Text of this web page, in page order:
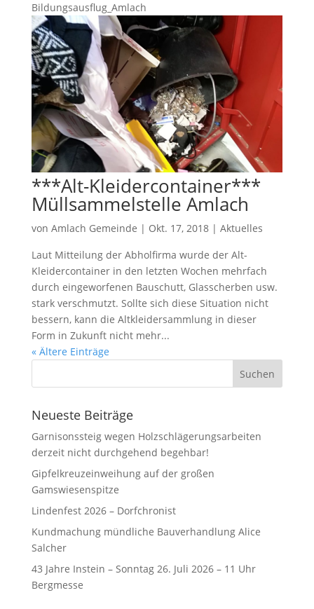
Bildungsausflug_Amlach
***Alt-Kleidercontainer***
Müllsammelstelle Amlach
von Amlach Gemeinde | Okt. 17, 2018| Aktuelles
Laut Mitteilung der Abholfirma wurde der Alt-
Kleidercontainer in den letzten Wochen mehrfach
durch eingeworfenen Bauschutt, Glasscherben usw.
stark verschmutzt. Sollte sich diese Situation nicht
bessern, kann die Altkleidersammlung in dieser
Form in Zukunft nicht mehr...
« Ältere Einträge
Neueste Beiträge
Garnisonssteig wegen Holzschlägerungsarbeiten
derzeit nicht durchgehend begehbar!
Gipfelkreuzeinweihung auf der großen
Gamswiesenspitze
Lindenfest 2026 – Dorfchronist
Kundmachung mündliche Bauverhandlung Alice
Salcher
43 Jahre Instein – Sonntag 26. Juli 2026 – 11 Uhr
Bergmesse